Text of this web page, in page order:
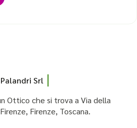
Srl
Ottico che si trova a Via della
Firenze, Toscana.